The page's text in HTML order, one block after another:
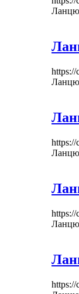
https://
https://
https://
https://